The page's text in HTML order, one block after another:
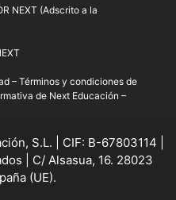
NEXT (Adscrito a la
– Términos y condiciones de
de Next Educación –
S.L. | CIF: B-67803114 |
| C/ Alsasua, 16. 28023
(UE).